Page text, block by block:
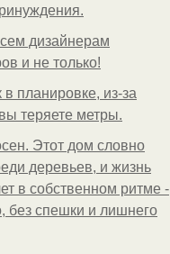
дизайнерам
и не только!
планировке, из-за
теряете метры.
Этот дом словно
деревьев, и жизнь
в собственном ритме -
без спешки и лишнего